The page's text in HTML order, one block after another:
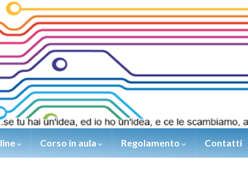
Corso in aula Regolamento Contatti